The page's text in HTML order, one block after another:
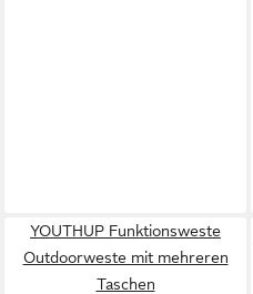
YOUTHUP Funktionsweste
Outdoorweste mit mehreren
Taschen